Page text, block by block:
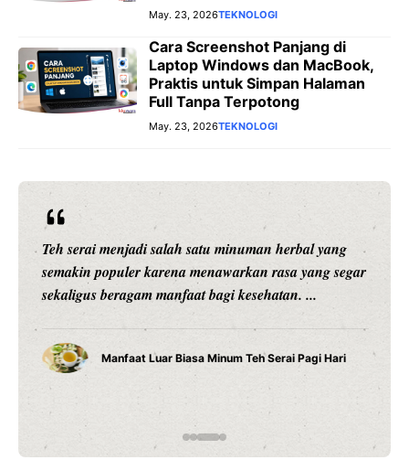
May. 23, 2026TEKNOLOGI
Cara Screenshot Panjang di
Laptop Windows dan MacBook,
Praktis untuk Simpan Halaman
Full Tanpa Terpotong
May. 23, 2026TEKNOLOGI
Teh serai menjadi salah satu minuman herbal yang
semakin populer karena menawarkan rasa yang segar
sekaligus beragam manfaat bagi kesehatan. ...
Manfaat Luar Biasa Minum Teh Serai Pagi Hari